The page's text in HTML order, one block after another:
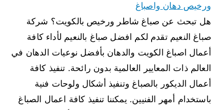
ورخيص دهان واصباغ
هل تبحث عن صباغ شاطر ورخيص بالكويت؟ شركة
صباغ النعيم تقدم لكم افضل صباغ بالنعيم لأداء كافة
أعمال اصباغ الكويت والدهان بأفضل نوعيات الدهان في
العالم ذات المعايير العالمية بدون رائحة. تنفيذ كافة
أعمال الديكور بالصباغ وتنفيذ أشكال ولوحات فنية
باستخدام أمهر الفنيين. يمكننا تنفيذ كافة اعمال الصباغ